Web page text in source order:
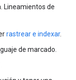
Lineamientos de
rastrear e indexar.
de marcado.